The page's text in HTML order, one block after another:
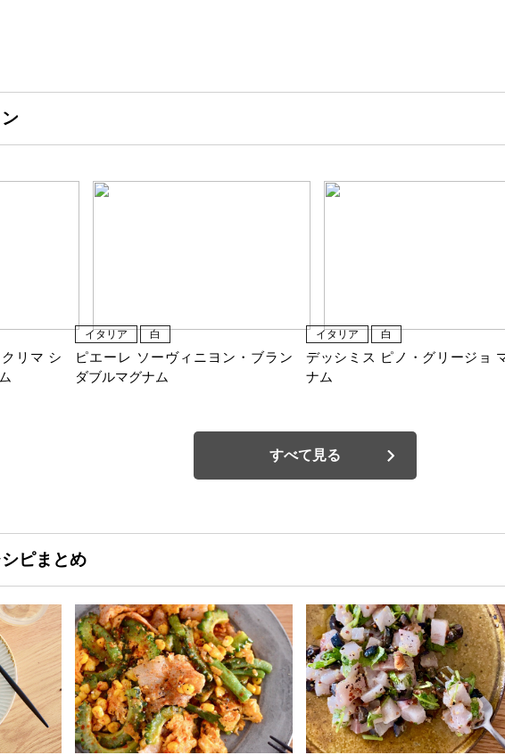
リマ シ
イタリア 白
ピエーレ ソーヴィニヨン・ブラン
ダブルマグナム
イタリア 白
デッシミス ピノ・グリージョ
ナム
すべて見る
ピまとめ